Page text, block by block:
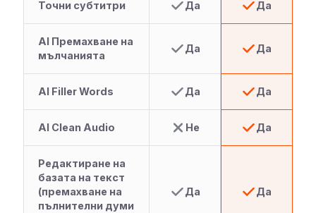
Точни субтитри Да Да
AI Премахване на
мълчанията
Да Да
AI Filler Words Да Да
AI Clean Audio Не Да
Редактиране на
базата на текст
(премахване на
пълнителни думи
Да Да